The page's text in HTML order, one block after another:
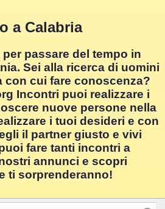
a Calabria
passare del tempo in
Sei alla ricerca di uomini
con cui fare conoscenza?
Incontri puoi realizzare i
nuove persone nella
i tuoi desideri e con
il partner giusto e vivi
fare tanti incontri a
annunci e scopri
ti sorprenderanno!